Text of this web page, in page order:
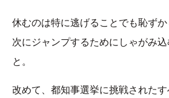
休むのは特に逃げることでも恥ずか
次にジャンプするためにしゃがみ
と。
改めて、都知事選挙に挑戦された